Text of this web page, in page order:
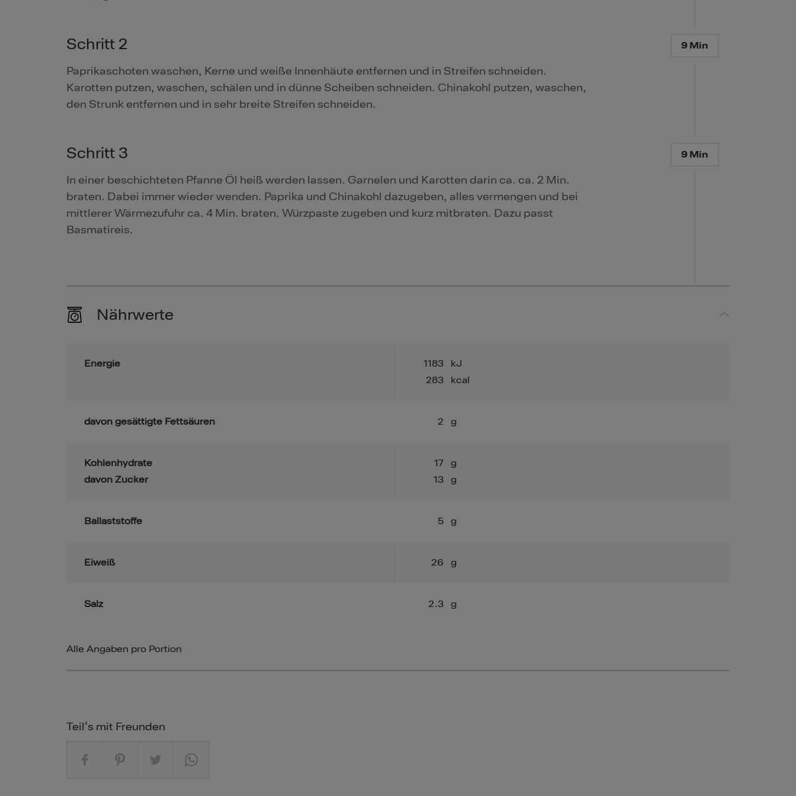
Schritt 2 9 Min
Paprikaschoten waschen, Kerne und weiße Innenhäute entfernen und in Streifen schneiden.
Karotten putzen, waschen, schälen und in dünne Scheiben schneiden. Chinakohl putzen, waschen,
den Strunk entfernen und in sehr breite Streifen schneiden.
Schritt 3 9 Min
In einer beschichteten Pfanne Öl heiß werden lassen. Garnelen und Karotten darin ca. ca. 2 Min.
braten. Dabei immer wieder wenden. Paprika und Chinakohl dazugeben, alles vermengen und bei
mittlerer Wärmezufuhr ca. 4 Min. braten. Würzpaste zugeben und kurz mitbraten. Dazu passt
Basmatireis.
Nährwerte
Energie 1183
kJ
283
kcal
davon gesättigte Fettsäuren 2 g
Kohlenhydrate
davon Zucker
17
g
13
g
Ballaststoffe 5 g
Eiweiß 26 g
Salz 2.3 g
Alle Angaben pro Portion
Teil's mit Freunden